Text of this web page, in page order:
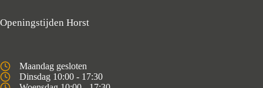
Openingstijden Horst
Maandag gesloten
Dinsdag 10:00 - 17:30